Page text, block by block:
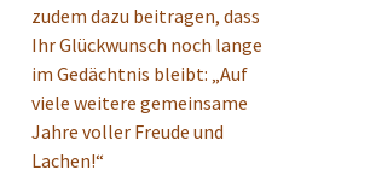
zudem dazu beitragen, dass
Ihr Glückwunsch noch lange
im Gedächtnis bleibt: „Auf
viele weitere gemeinsame
Jahre voller Freude und
Lachen!“